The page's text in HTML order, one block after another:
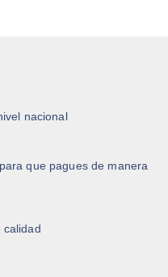
nacional
que pagues de manera
calidad